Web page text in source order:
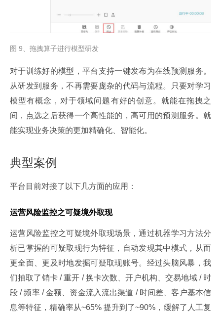
图 9、拖拽算子进行模型研发
对于训练好的模型，平台支持一键发布为在线预测服务。
从研发到服务，不再需要庞杂的代码与流程。只要对学习
模型有概念，对于领域问题有好的创意。就能在拖拽之
间，点选之后获得一个高性能的，高可用的预测服务。就
能实现业务决策的更加精确化、智能化。
典型案例
平台目前对接了以下几方面的应用：
运营风险监控之可疑境外取现
运营风险监控之可疑境外取现场景，通过机器学习方法分
析已掌握的可疑取现行为特征，自动发现其中模式，从而
更全面、更及时地发掘可疑取现账号。经过头脑风暴，我
们抽取了销卡 / 重开 / 换卡次数、开户机构、交易地域 / 时
段 / 频率 / 金额、资金流入流出渠道 / 时间差、客户基本信
息等特征，精确率从~65% 提升到了~90%，缓解了人工复